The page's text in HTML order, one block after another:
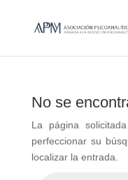
productos
No se
La página
perfeccionar su
localizar la entrada.